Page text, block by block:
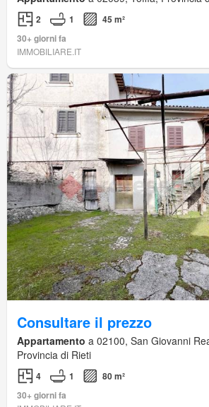
2 1
45 m²
30+ giorni fa
IMMOBILIARE.IT
Consultare il prezzo
Appartamento a 02100, San Giovanni
Provincia di Rieti
4 1
80 m²
30+ giorni fa